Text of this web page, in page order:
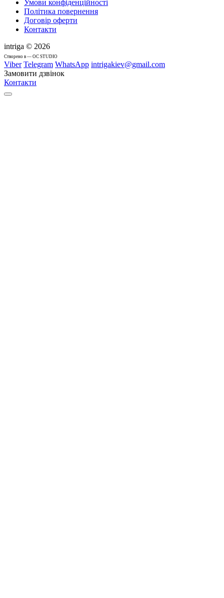
Умови конфіденційності
Політика повернення
Договір оферти
Контакти
intriga © 2026
Cтворено в — OC STUDIO
Viber Telegram WhatsApp intrigakiev@gmail.com
Замовити дзвінок
Контакти